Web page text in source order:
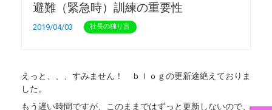
避難（緊急時）訓練の重要性
2019/04/03 社長の独り言
えっと、、、すみません！ ｂｌｏｇの更新途絶えておりま
した。
もう遅い時間ですが、このままではずっと更新しないので、